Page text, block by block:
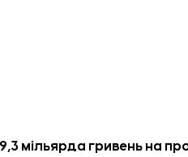
9,3 мільярда гривень на